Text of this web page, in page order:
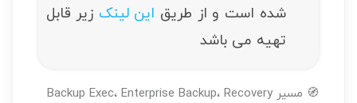
شده است و از طریق این لینک زیر قابل
تهیه می باشد
🧭 مسیر Backup Exec، Enterprise Backup، Recovery